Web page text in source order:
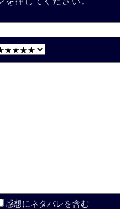
感想にネタバレを含む